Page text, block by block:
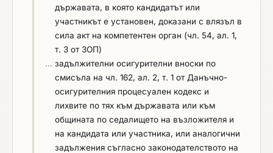
държавата, в която кандидатът или
участникът е установен, доказани с влязъл в
сила акт на компетентен орган (чл. 54, ал. 1,
т. 3 от ЗОП)
… задължителни осигурителни вноски по
смисъла на чл. 162, ал. 2, т. 1 от Данъчно-
осигурителния процесуален кодекс и
лихвите по тях към държавата или към
общината по седалището на възложителя и
на кандидата или участника, или аналогични
задължения съгласно законодателството на